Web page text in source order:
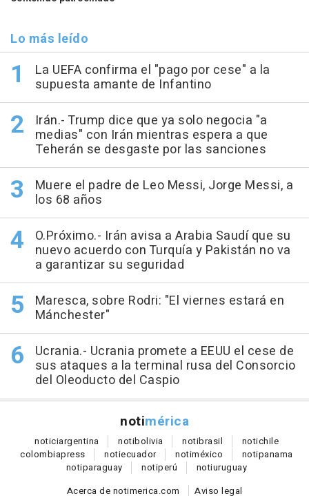
Lo más leído
La UEFA confirma el "pago por cese" a la
supuesta amante de Infantino
Irán.- Trump dice que ya solo negocia "a
medias" con Irán mientras espera a que
Teherán se desgaste por las sanciones
Muere el padre de Leo Messi, Jorge Messi, a
los 68 años
O.Próximo.- Irán avisa a Arabia Saudí que su
nuevo acuerdo con Turquía y Pakistán no va
a garantizar su seguridad
Maresca, sobre Rodri: "El viernes estará en
Mánchester"
Ucrania.- Ucrania promete a EEUU el cese de
sus ataques a la terminal rusa del Consorcio
del Oleoducto del Caspio
notimérica
noticiargentina notibolivia notibrasil notichile
colombiapress notiecuador notiméxico notipanama
notiparaguay notiperú notiuruguay
Acerca de notimerica.com
Aviso legal